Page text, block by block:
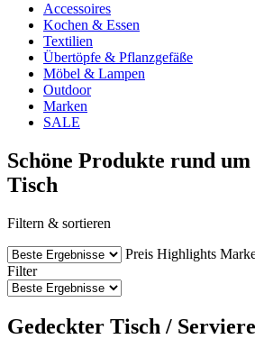
Accessoires
Kochen & Essen
Textilien
Übertöpfe & Pflanzgefäße
Möbel & Lampen
Outdoor
Marken
SALE
Schöne Produkte rund um
Tisch
Filtern & sortieren
Preis Highlights
Filter
Gedeckter Tisch /